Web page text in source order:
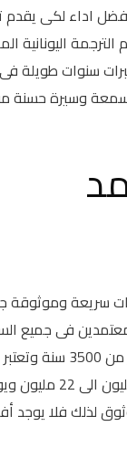
اداء لكى
اليونانية
سنوات طويلة
وسيرة حسنة
سريعة وموثوقة
فى جميع
اليونانية هي من أقدم لغات
الرسمية لجميع دول
لذلك فلا يوجد